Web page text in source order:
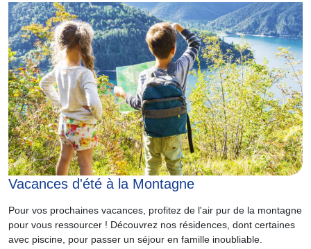
Vacances d'été à la Montagne
Pour vos prochaines vacances, profitez de l'air pur de la montagne
pour vous ressourcer ! Découvrez nos résidences, dont certaines
avec piscine, pour passer un séjour en famille inoubliable.